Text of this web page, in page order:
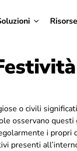
Risorse
o civili
osservano questi
i propri
presenti